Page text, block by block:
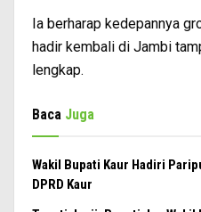
Ia berharap kedepannya
hadir kembali di Jambi
lengkap.
Baca Juga
Wakil Bupati Kaur Hadiri
DPRD Kaur